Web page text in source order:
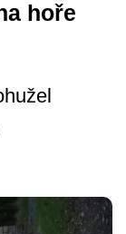
hoře